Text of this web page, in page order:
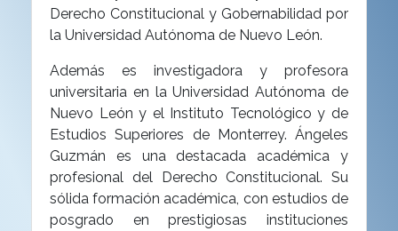
Derecho Constitucional y Gobernabilidad por
la Universidad Autónoma de Nuevo León.
Además es investigadora y profesora
universitaria en la Universidad Autónoma de
Nuevo Leóny el Instituto Tecnológico y de
Estudios Superiores de Monterrey. Ángeles
Guzmán es una destacada académica y
profesional del DerechoConstitucional. Su
sólida formación académica, con estudios de
posgrado enprestigiosas instituciones